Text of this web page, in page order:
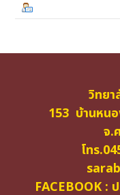
วิทย
153 บ้านหน
จ.
โทร
FACEBOOK :